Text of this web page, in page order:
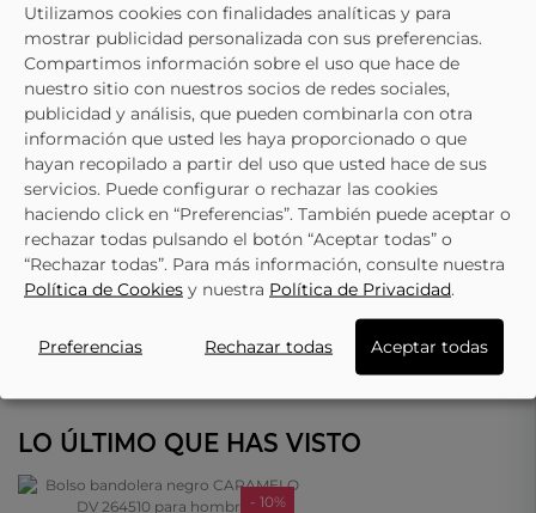
LO ÚLTIMO QUE HAS VISTO
- 10%
Utilizamos cookies con finalidades analíticas y para
mostrar publicidad personalizada con sus preferencias.
Compartimos información sobre el uso que hace de
nuestro sitio con nuestros socios de redes sociales,
publicidad y análisis, que pueden combinarla con otra
información que usted les haya proporcionado o que
hayan recopilado a partir del uso que usted hace de sus
servicios. Puede configurar o rechazar las cookies
haciendo click en “Preferencias”. También puede aceptar o
rechazar todas pulsando el botón “Aceptar todas” o
“Rechazar todas”. Para más información, consulte nuestra
Política de Cookies y nuestra Política de Privacidad.
Preferencias Rechazar todas Aceptar todas